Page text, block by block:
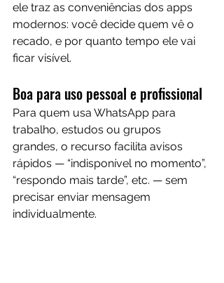
ele traz as conveniências dos apps
modernos: você decide quem vê o
recado, e por quanto tempo ele vai
ficar visível.
Boa para uso pessoal e profissional
Para quem usa WhatsApp para
trabalho, estudos ou grupos
grandes, o recurso facilita avisos
rápidos — “indisponível no momento”,
“respondo mais tarde”, etc. — sem
precisar enviar mensagem
individualmente.